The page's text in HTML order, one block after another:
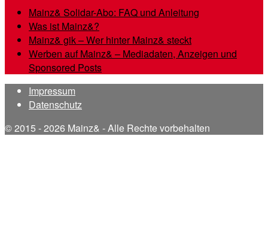
Mainz& Solidar-Abo: FAQ und Anleitung
Was ist Mainz&?
Mainz& gik – Wer hinter Mainz& steckt
Werben auf Mainz& – Mediadaten, Anzeigen und
Sponsored Posts
Impressum
Datenschutz
© 2015 - 2026 Mainz& - Alle Rechte vorbehalten